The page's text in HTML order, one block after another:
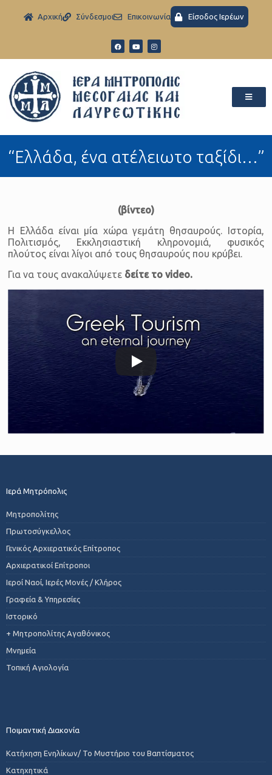
Aρχική Σύνδεσμοι Eπικοινωνία Είσοδος Ιερέων
“Ελλάδα, ένα ατέλειωτο ταξίδι…”
(βίντεο)
Η Ελλάδα είναι μία χώρα γεμάτη θησαυρούς. Ιστορία,
Πολιτισμός, Εκκλησιαστική κληρονομιά, φυσικός
πλούτος είναι λίγοι από τους θησαυρούς που κρύβει.
Για να τους ανακαλύψετε δείτε το video.
Ιερά Μητρόπολις
Μητροπολίτης
Πρωτοσύγκελλος
Γενικός Αρχιερατικός Επίτροπος
Αρχιερατικοί Επίτροποι
Ιεροί Ναοί, Ιερές Μονές / Κλήρος
Γραφεία & Υπηρεσίες
Ιστορικό
+ Μητροπολίτης Αγαθόνικος
Μνημεία
Τοπική Αγιολογία
Ποιμαντική Διακονία
Κατήχηση Ενηλίκων/ Το Μυστήριο του Βαπτίσματος
Κατηχητικά